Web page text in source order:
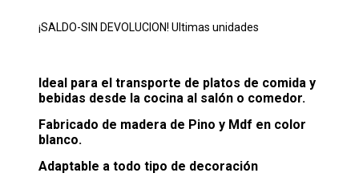
¡SALDO-SIN DEVOLUCION! Ultimas unidades
Ideal para el transporte de platos de comida y
bebidas desde la cocina al salón o comedor.
Fabricado de madera de Pino y Mdf en color
blanco.
Adaptable a todo tipo de decoración